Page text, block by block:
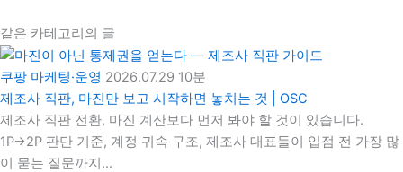
같은 카테고리의 글
쿠팡 마케팅·운영 2026.07.29 10분
제조사 직판, 마진만 보고 시작하면 놓치는 것 | OSC
제조사 직판 전환, 마진 계산보다 먼저 봐야 할 것이 있습니다.
1P→2P 판단 기준, 계정 귀속 구조, 제조사 대표들이 입점 전 가장 많
이 묻는 질문까지…